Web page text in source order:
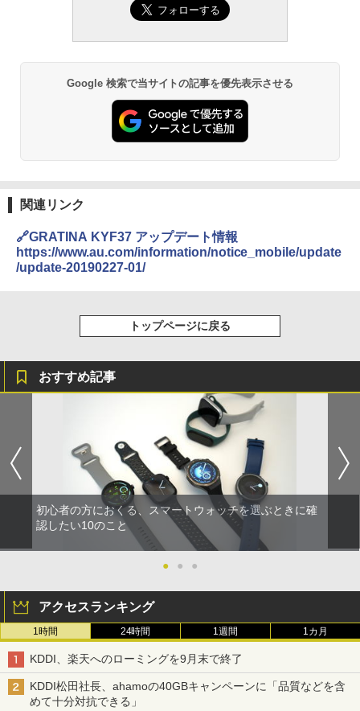
Google 検索で当サイトの記事を優先表示させる
関連リンク
🔗GRATINA KYF37 アップデート情報
https://www.au.com/information/notice_mobile/update
/update-20190227-01/
トップページに戻る
おすすめ記事
初心者の方におくる、スマートウォッチを選ぶときに確
認したい10のこと
● ● ●
アクセスランキング
1時間 24時間 1週間 1カ月
KDDI、楽天へのローミングを9月末で終了
KDDI松田社長、ahamoの40GBキャンペーンに「品質などを含
めて十分対抗できる」